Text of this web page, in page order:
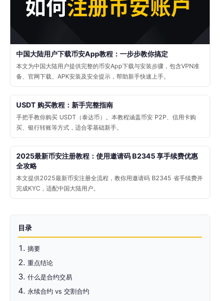
中国大陆用户下载币安App教程：一步步教你搞定
本文为中国大陆用户提供完整的币安App下载与安装步骤，包含VPN准
备、官网下载、APK安装及安全提示，帮助新手快速上手。
USDT 购买教程：新手完整指南
手把手教你购买 USDT（泰达币）。本教程涵盖币安 P2P、信用卡购
买、银行转账等方式，适合零基础新手。
2025最新币安注册教程：使用邀请码 B2345 享手续费优惠
全攻略
本文提供2025最新币安注册全流程，教你用邀请码 B2345 省手续费并
完成KYC，适配中国大陆用户。
目录
摘要
重点结论
什么是合约交易
永续合约 vs 交割合约